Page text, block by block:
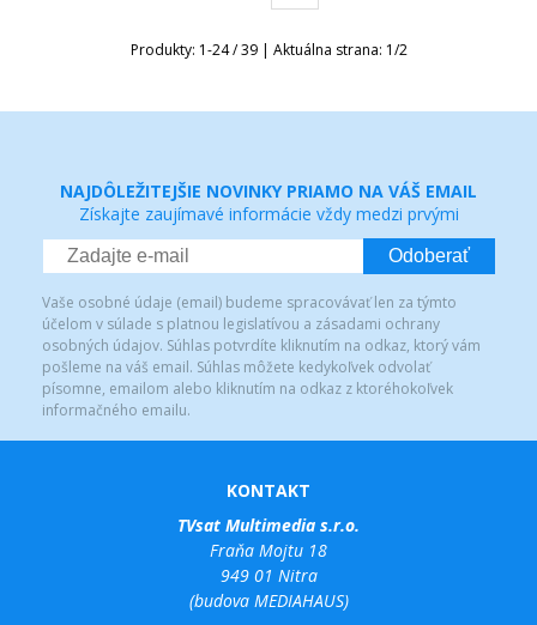
Produkty: 1-24/39| Aktuálna strana: 1/2
NAJDÔLEŽITEJŠIE NOVINKY PRIAMO NA VÁŠ EMAIL
Získajte zaujímavé informácie vždy medzi prvými
Odoberať
Vaše osobné údaje (email) budeme spracovávať len za týmto
účelom v súlade s platnou legislatívou a zásadami ochrany
osobných údajov. Súhlas potvrdíte kliknutím na odkaz, ktorý vám
pošleme na váš email. Súhlas môžete kedykoľvek odvolať
písomne, emailom alebo kliknutím na odkaz z ktoréhokoľvek
informačného emailu.
KONTAKT
TVsat Multimedia s.r.o.
Fraňa Mojtu 18
949 01 Nitra
(budova MEDIAHAUS)